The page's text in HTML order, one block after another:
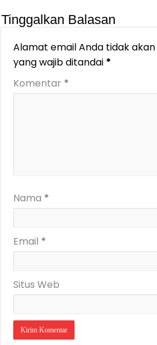
Tinggalkan Balasan
Alamat email Anda tidak akan
yang wajib ditandai *
Komentar *
Nama *
Email *
Situs Web